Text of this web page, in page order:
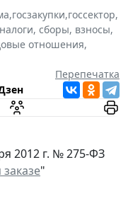
,госзакупки,госсектор,
налоги, сборы, взносы,
отношения,
Перепечатка
2012 г. № 275-ФЗ
"